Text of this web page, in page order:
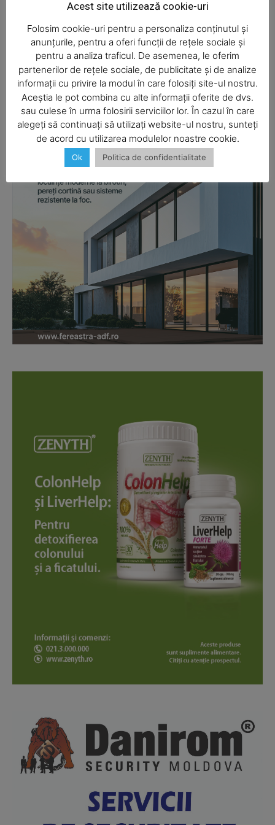
SUBSCRIBE NOW
Company
About
Subscription Plans
acest browser pentru data viitoare i comentariu.
Acest site utilizează cookie-uri
Folosim cookie-uri pentru a personaliza conținutul și
anunțurile, pentru a oferi funcții de rețele sociale și
pentru a analiza traficul. De asemenea, le oferim
partenerilor de rețele sociale, de publicitate și de analize
informații cu privire la modul în care folosiți site-ul nostru.
Aceștia le pot combina cu alte informații oferite de dvs.
sau culese în urma folosirii serviciilor lor. În cazul în care
alegeți să continuați să utilizați website-ul nostru, sunteți
de acord cu utilizarea modulelor noastre cookie.
Ok Politica de confidentialitate